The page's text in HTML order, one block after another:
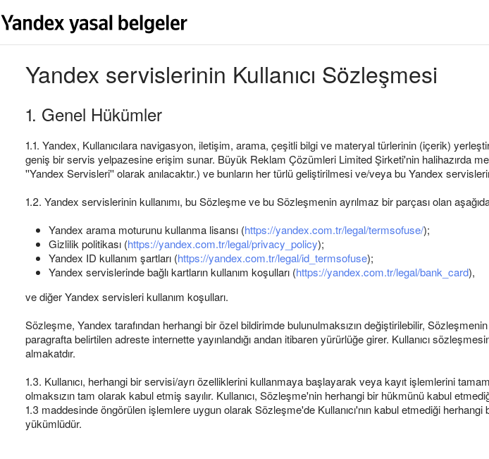
Yandex servislerinin Kullanıcı Sözleşmesi
1. Genel Hükümler
1.1. Yandex, Kullanıcılara navigasyon, iletişim, arama, çeşitli bilgi ve materyal türlerinin (içerik)
geniş bir servis yelpazesine erişim sunar. Büyük Reklam Çözümleri Limited Şirketi'nin halihazırda
''Yandex Servisleri'' olarak anılacaktır.) ve bunların her türlü geliştirilmesi ve/veya bu Yandex
1.2. Yandex servislerinin kullanımı, bu Sözleşme ve bu Sözleşmenin ayrılmaz bir parçası olan
Yandex arama moturunu kullanma lisansı (https://yandex.com.tr/legal/termsofuse/);
Gizlilik politikası (https://yandex.com.tr/legal/privacy_policy);
Yandex ID kullanım şartları (https://yandex.com.tr/legal/id_termsofuse);
Yandex servislerinde bağlı kartların kullanım koşulları (https://yandex.com.tr/legal/bank_card),
ve diğer Yandex servisleri kullanım koşulları.
Sözleşme, Yandex tarafından herhangi bir özel bildirimde bulunulmaksızın değiştirilebilir,
paragrafta belirtilen adreste internette yayınlandığı andan itibaren yürürlüğe girer. Kullanıcı
almakatdır.
1.3. Kullanıcı, herhangi bir servisi/ayrı özelliklerini kullanmaya başlayarak veya kayıt işlemlerini
olmaksızın tam olarak kabul etmiş sayılır. Kullanıcı, Sözleşme'nin herhangi bir hükmünü kabul
1.3 maddesinde öngörülen işlemlere uygun olarak Sözleşme'de Kullanıcı'nın kabul etmediği
yükümlüdür.